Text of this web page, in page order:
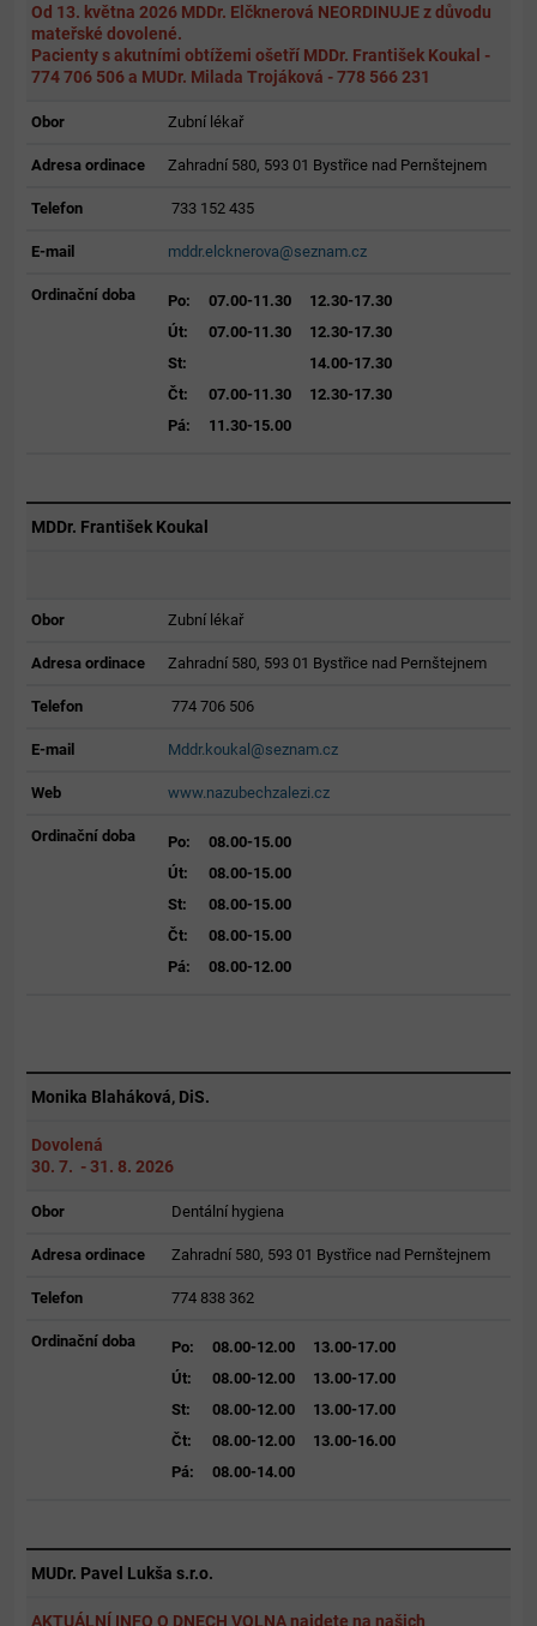
Od 13. května 2026 MDDr. Elčknerová NEORDINUJE z důvodu
mateřské dovolené.
Pacienty s akutními obtížemi ošetří MDDr. František Koukal -
774 706 506 a MUDr. Milada Trojáková - 778 566 231
Obor Zubní lékař
Adresa ordinace Zahradní 580, 593 01 Bystřice nad Pernštejnem
Telefon 733 152 435
E-mail mddr.elcknerova@seznam.cz
Ordinační doba Po: 07.00-11.30
12.30-17.30
Út:
07.00-11.30
12.30-17.30
St:
14.00-17.30
Čt:
07.00-11.30
12.30-17.30
Pá:
11.30-15.00
MDDr. František Koukal
Obor Zubní lékař
Adresa ordinace Zahradní 580, 593 01 Bystřice nad Pernštejnem
Telefon 774 706 506
E-mail Mddr.koukal@seznam.cz
Web www.nazubechzalezi.cz
Ordinační doba Po:
08.00-15.00
Út:
08.00-15.00
St:
08.00-15.00
Čt:
08.00-15.00
Pá:
08.00-12.00
Monika Blaháková, DiS.
Dovolená
30. 7. - 31. 8. 2026
Obor Dentální hygiena
Adresa ordinace Zahradní 580, 593 01 Bystřice nad Pernštejnem
Telefon 774 838 362
Ordinační doba Po: 08.00-12.00
13.00-17.00
Út:
08.00-12.00
13.00-17.00
St:
08.00-12.00
13.00-17.00
Čt:
08.00-12.00
13.00-16.00
Pá:
08.00-14.00
MUDr. Pavel Lukša s.r.o.
AKTUÁLNÍ INFO O DNECH VOLNA najdete na našich